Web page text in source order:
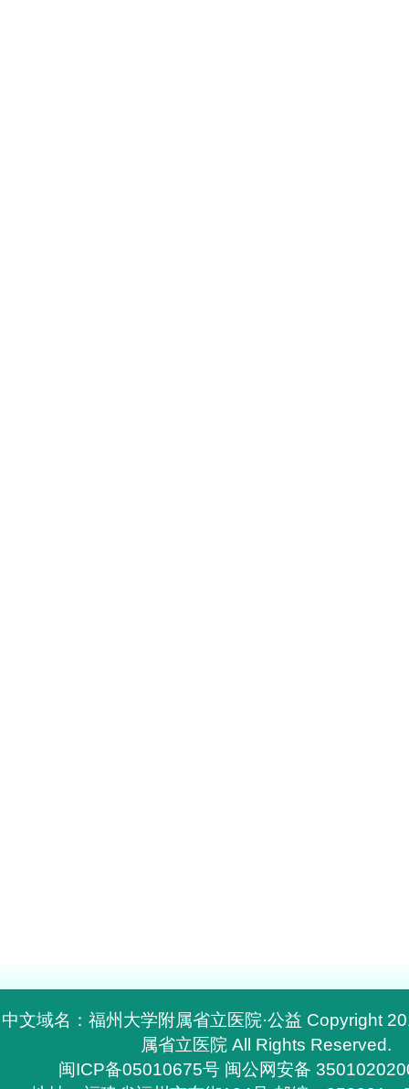
中文域名：福州大学附属省立医院·公益 Copyright
属省立医院 All Rights Reserved.
闽ICP备05010675号 闽公网安备